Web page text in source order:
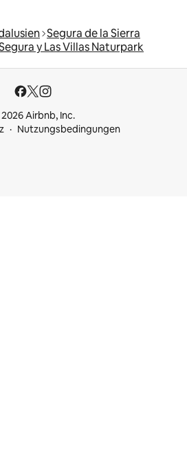
Segura de la Sierra
y Las Villas Naturpark
Airbnb, Inc.
Nutzungsbedingungen